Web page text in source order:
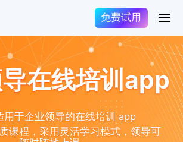
免费试用
在线培训app
用于企业领导的在线培训 app
课程，采用灵活学习模式，领导可